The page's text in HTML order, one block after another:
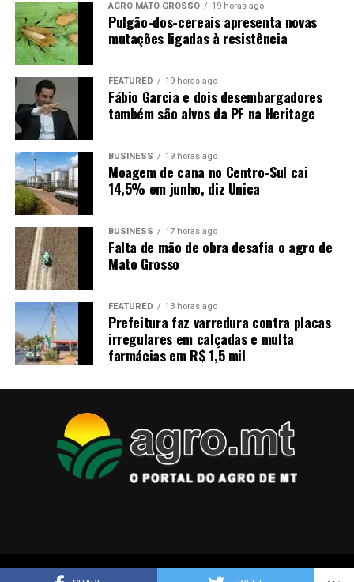
AGRO MATO GROSSO 19 horas ago
Pulgão-dos-cereais apresenta novas
mutações ligadas à resistência
FEATURED 19 horas ago
Fábio Garcia e dois desembargadores
também são alvos da PF na Heritage
BUSINESS 19 horas ago
Moagem de cana no Centro-Sul cai
14,5% em junho, diz Unica
BUSINESS 17 horas ago
Falta de mão de obra desafia o agro de
Mato Grosso
FEATURED 13 horas ago
Prefeitura faz varredura contra placas
irregulares em calçadas e multa
farmácias em R$ 1,5 mil
Copyright © 2025 agro.mt